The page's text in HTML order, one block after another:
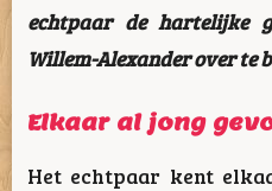
echtpaar de hartelijke
Willem-Alexander over te
Elkaar al jong
Het echtpaar kent